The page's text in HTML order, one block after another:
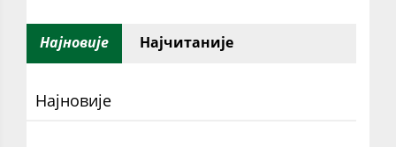
Најновије Најчитаније
Најновије